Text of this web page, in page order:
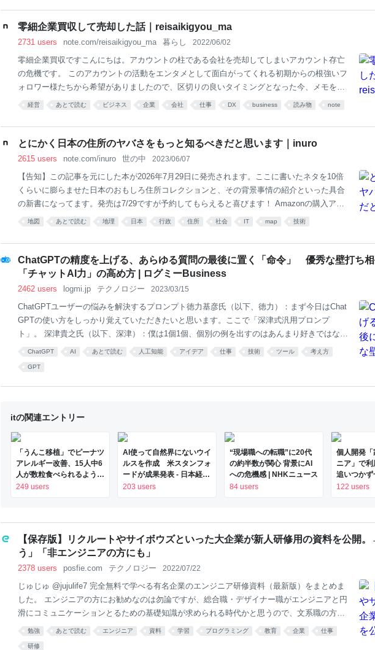
零細企業買収して売却した話｜reisaikigyou_ma
2731 users note.com/reisaikigyou_ma 暮らし 2022/06/02
零細企業買収ですこんにちは。アカウントの柱である会社を売却してしまいアカウント存亡
の危機です。 このアカウントの活動をエンタメとして面白がってくれる初期からの根強いフ
ォロワー様たちから希望がありましたので、区切りの良いタイミングとなった今、メモを残
しておきます。 ちなみに、前回のDXnoteは私一人の作業メモですが、今回のメモは二人分
ともう一人の友人で投資をしており、経営のもろもろも二人でやいのやいの言ってやってき
た案件なのでした。ということでそんな二人分のメモです、どうぞ。 ケーススタディとして
街中にある、どうやって生き延びてるかわからない、ちっちゃい会社って無数にあると思い
ういう方にピッタリなケーススタディかと思っていま
経営 あとで読む ビジネス 企業 会社 仕事 DX business 読み物 note
とにかく日本の住所のヤバさをもっと知るべきだと思います｜inuro
2615 users note.com/inuro 世の中 2023/06/07
【告知】この記事を元にした本が2026年7月29日に発売されます。ここに書いたネタを10倍
くらいに膨らませた日本のおもしろ住所コレクションと、その背景事情の紹介といった具合
の新書になってます。発売は7/29ですが予約してもらえると喜びます！ Amazonの購入アフ
ィリエイトリンクはこちらです。 紙書籍版： https://amzn.to/4aODg0e Kindle版： https://a
のことにAIを使いたいだとかデジタル音痴」だの「住所の正規化なんてExcelで2時間あれば
作れそう」だの、たいへんフットワークの軽やかな言説の数々に、位置情報界隈のみならず
住所の正規化や名寄せに少しでも関わったことのあるエンジニアが総立ちでマサカリを投げ
ていたのも記憶に新しい今日この頃ですが（202
地図 あとで読む 地理 日本 行政 住所 社会 IT map 技術
ChatGPTの精度を上げる、あらゆる質問の最後に置く「命令」 優秀な壁打ち相
「チャットAI力」の高め方 | ログミーBusiness
2462 users logmi.jp テクノロジー 2023/03/15
ChatGPTユーザーの悩みを解決するプロンプト徳力基彦氏（以下、徳力）：まず今日はChat
GPTの使い方をしっかり覚えていただきたいと思います。ここで「深津式汎用プロンプ
ト」。 深津貴之氏（以下、深津）：僕は1個1個、個別の例を出すのはあんまり好きではない
です。さっき言ったように原理原則を1個理解すれば、全部その原理原則から引っ張れる方向
トですと、一気にプログラミングっぽい感じになってきました（笑）。これ（スライド）が
トです。 徳力：最初に聞くのを忘れましたけど、深津さんはChatGPTを何回ぐらい使ってい
ChatGPT AI あとで読む 人工知能 アイデア 仕事 技術 ツール 考え方
GPT
itの関連エントリー
「うんこ移植」でピーナツ
アレルギー改善、15人中6
人が数粒食べられるよう
に ヒトの実証は初
249 users
AI使って自然界にないウイ
ルスを作成 米スタンフォ
ードが成果発表 - 日本経済
新聞
203 users
“現場職への転職”に20代
の約半数が関心 背景にAI
への危機感 | NHKニュース
84 users
個人開発
ニア」で
追いつか
り信頼して
122 users
【保存版】リクルートやサイボウズといった大企業が新人研修用の資料を公開
う」「非エンジニアの方にも」
2378 users posfie.com テクノロジー 2022/07/22
じゅじゅ @jujulife7 完全無料で学べる有名企業のエンジニア研修資料（最新版）をまとめま
した。 エンジニアの方にお勧めなのは勿論ですが、総合職・デザイナー職がエンジニアと円
滑にコミュニケーションとるための基礎知識が求められる時代かと思うので、文系職の方も
是非保存して勉強みてください。 pic.twitter.com/sDek1U43q5 2022-07-21 22:50:52
勉強 あとで読む エンジニア 資料 学習 プログラミング 教育 企業 仕事
研修